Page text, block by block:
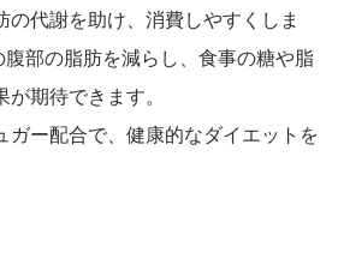
の代謝を助け、消費しやすくしま
部の脂肪を減らし、食事の糖や脂
期待できます。
ガー配合で、健康的なダイエットを